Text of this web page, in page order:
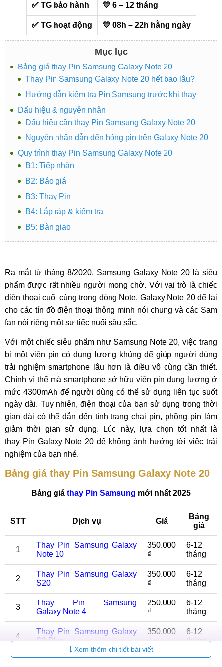
✅ TG bảo hành 💛 6 – 12 tháng
✅ TG hoạt động 💛 08h – 22h hằng ngày
Mục lục
Bảng giá thay Pin Samsung Galaxy Note 20
Thay Pin Samsung Galaxy Note 20 hết bao lâu?
Hướng dẫn kiểm tra Pin Samsung trước khi thay
Dấu hiệu & nguyên nhân
Dấu hiệu cần thay Pin Samsung Galaxy Note 20
Nguyên nhân dẫn đến hỏng pin trên Galaxy Note 20
Quy trình thay Pin Samsung Galaxy Note 20
B1: Tiếp nhận
B2: Báo giá
B3: Thay Pin
B4: Lắp ráp & kiểm tra
B5: Bàn giao
Ra mắt từ tháng 8/2020, Samsung Galaxy Note 20 là siêu
phẩm được rất nhiều người mong chờ. Với vai trò là chiếc
điện thoại cuối cùng trong dòng Note, Galaxy Note 20 để lại
cho các tín đồ điện thoại thông minh nói chung và các Sam
fan nói riêng một sự tiếc nuối sâu sắc.
Với một chiếc siêu phẩm như Samsung Note 20, việc trang
bị một viên pin có dung lượng khủng để giúp người dùng
trải nghiệm smartphone lâu hơn là điều vô cùng cần thiết.
Chính vì thế mà smartphone sở hữu viên pin dung lượng ở
mức 4300mAh để người dùng có thể sử dụng liên tục suốt
ngày dài. Tuy nhiên, điện thoại của bạn sử dụng trong thời
gian dài có thể dẫn đến tình trạng chai pin, phồng pin làm
giảm thời gian sử dụng. Lúc này, lựa chọn tốt nhất là
thay Pin Galaxy Note 20 để không ảnh hưởng tới việc trải
nghiệm của bạn nhé.
Bảng giá thay Pin Samsung Galaxy Note 20
Bảng giá thay Pin Samsung mới nhất 2025
STT Dịch vụ Giá
Bảng
giá
1
Thay Pin Samsung Galaxy
Note 10
350.000
₫
6-12
tháng
2
Thay Pin Samsung Galaxy
S20
350.000
₫
6-12
tháng
3
Thay Pin Samsung
Galaxy Note 4
250.000
₫
6-12
tháng
4
Thay Pin Samsung Galaxy
S8 Plus
350.000
₫
6-12
tháng
Thay Pin Samsung Galaxy
350.000
6-12
Xem thêm chi tiết bài viết